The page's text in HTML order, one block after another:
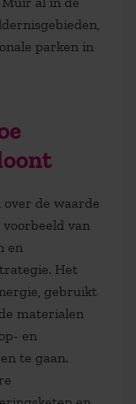
parken in
over de waarde
van
en
Het
gebruikt
materialen
en
te gaan.